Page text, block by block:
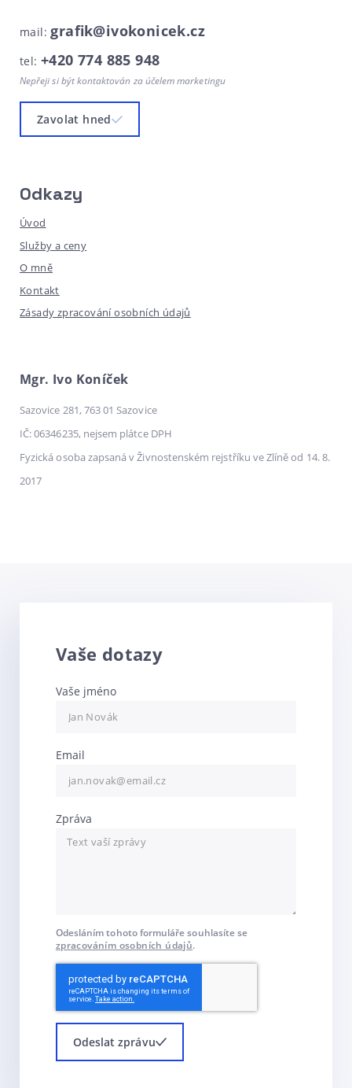
mail:grafik@ivokonicek.cz
tel: +420 774 885 948
Nepřeji si být kontaktován za účelem marketingu
Zavolat hned
Odkazy
Úvod
Služby a ceny
O mně
Kontakt
Zásady zpracování osobních údajů
Mgr. Ivo Koníček
Sazovice 281, 763 01 Sazovice
IČ: 06346235, nejsem plátce DPH
Fyzická osoba zapsaná v Živnostenském rejstříku ve Zlíně od 14. 8.
2017
Vaše dotazy
Vaše jméno
Email
Zpráva
Odesláním tohoto formuláře souhlasíte se
zpracováním osobních údajů.
Odeslat zprávu